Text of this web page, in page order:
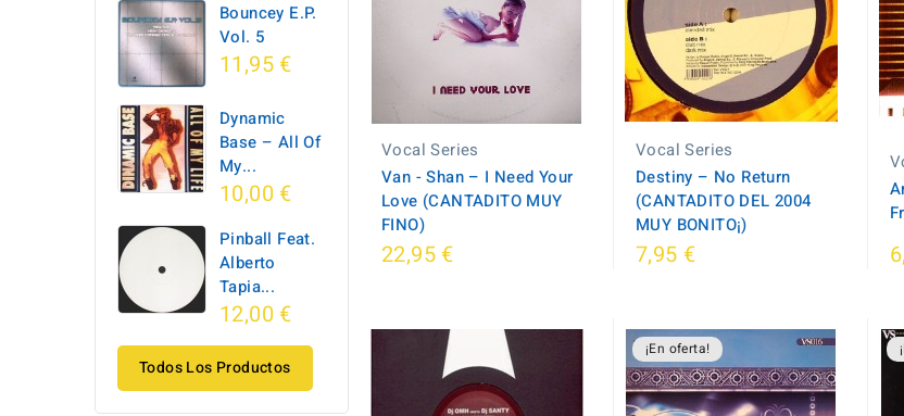
Bouncey E.P.
Vol. 5
11,95 €
Dynamic
Base ‎– All Of
My...
10,00 €
Pinball Feat.
Alberto
Tapia...
12,00 €
Todos Los Productos
Vocal Series
Van - Shan – I Need Your
Love (CANTADITO MUY
FINO)
22,95 €
Vocal Series
Destiny – No Return
(CANTADITO DEL 2004
MUY BONITO¡)
7,95 €
¡En oferta!